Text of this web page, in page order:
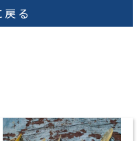
る